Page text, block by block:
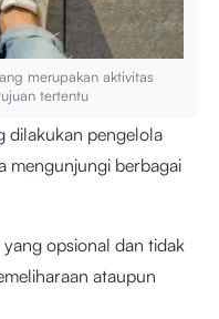
merupakan aktivitas
tertentu
dilakukan pengelola
mengunjungi berbagai
opsional dan tidak
ataupun